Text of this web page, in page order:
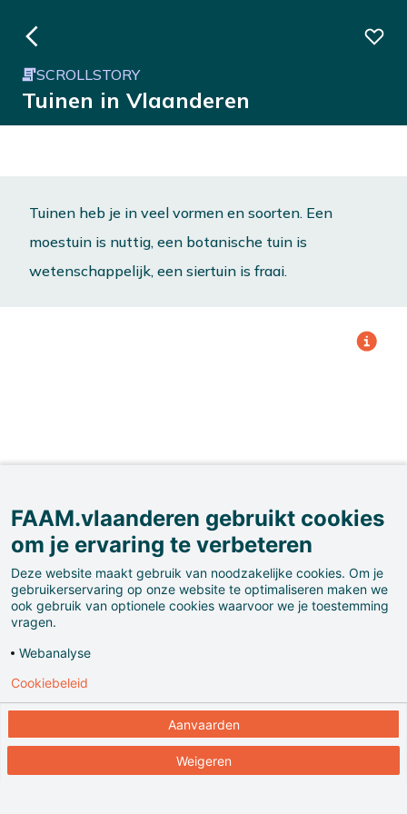
SCROLLSTORY
Tuinen in Vlaanderen
Tuinen heb je in veel vormen en soorten. Een
moestuin is nuttig, een botanische tuin is
wetenschappelijk, een siertuin is fraai.
Al in de middeleeuwen hadden kloosters
verschillende tuinen.
Centraal lag de paradijstuin omringd door vier
kloostergangen. Ook waren er een moestuin en een
kruidentuin.
FAAM.vlaanderen gebruikt cookies
om je ervaring te verbeteren
Deze website maakt gebruik van noodzakelijke cookies. Om je
gebruikerservaring op onze website te optimaliseren maken we
ook gebruik van optionele cookies waarvoor we je toestemming
vragen.
Webanalyse
Aanvaarden
Weigeren
Cookiebeleid